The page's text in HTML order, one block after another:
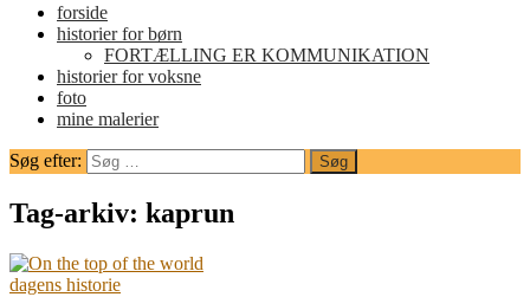
forside
historier for børn
FORTÆLLING ER KOMMUNIKATION
historier for voksne
foto
mine malerier
Søg efter:
Tag-arkiv: kaprun
dagens historie